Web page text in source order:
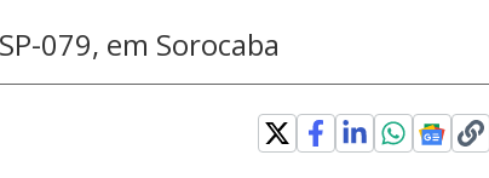
079, em Sorocaba